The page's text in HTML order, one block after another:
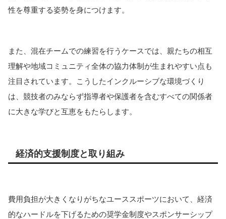
性を尊重する姿勢を身につけます。
また、混在チームでの練習を行うケースでは、親たちの相互
理解や地域コミュニティ全体の協力体制が生まれやすい点も
注目されています。こうしたインクルーシブな環境づくり
は、競技者のみならず指導者や保護者を含むすべての関係者
に大きな学びと互恵をもたらします。
経済的支援制度と取り組み
費用負担が大きくなりがちなユーススポーツにおいて、経済
的なハードルを下げるための奨学金制度やスポンサーシップ